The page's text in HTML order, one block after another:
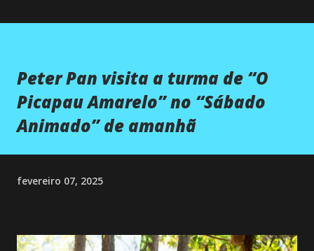
Peter Pan visita a turma de “O
Picapau Amarelo” no “Sábado
Animado” de amanhã
fevereiro 07, 2025